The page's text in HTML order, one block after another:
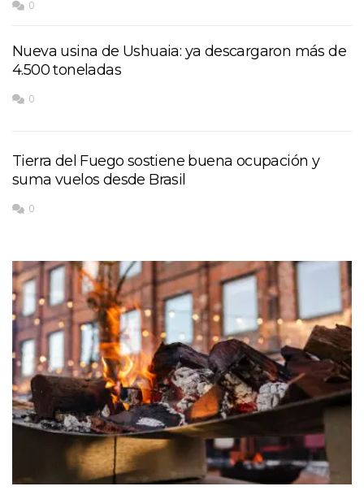
0
Nueva usina de Ushuaia: ya descargaron más de
4.500 toneladas
0
Tierra del Fuego sostiene buena ocupación y
suma vuelos desde Brasil
0